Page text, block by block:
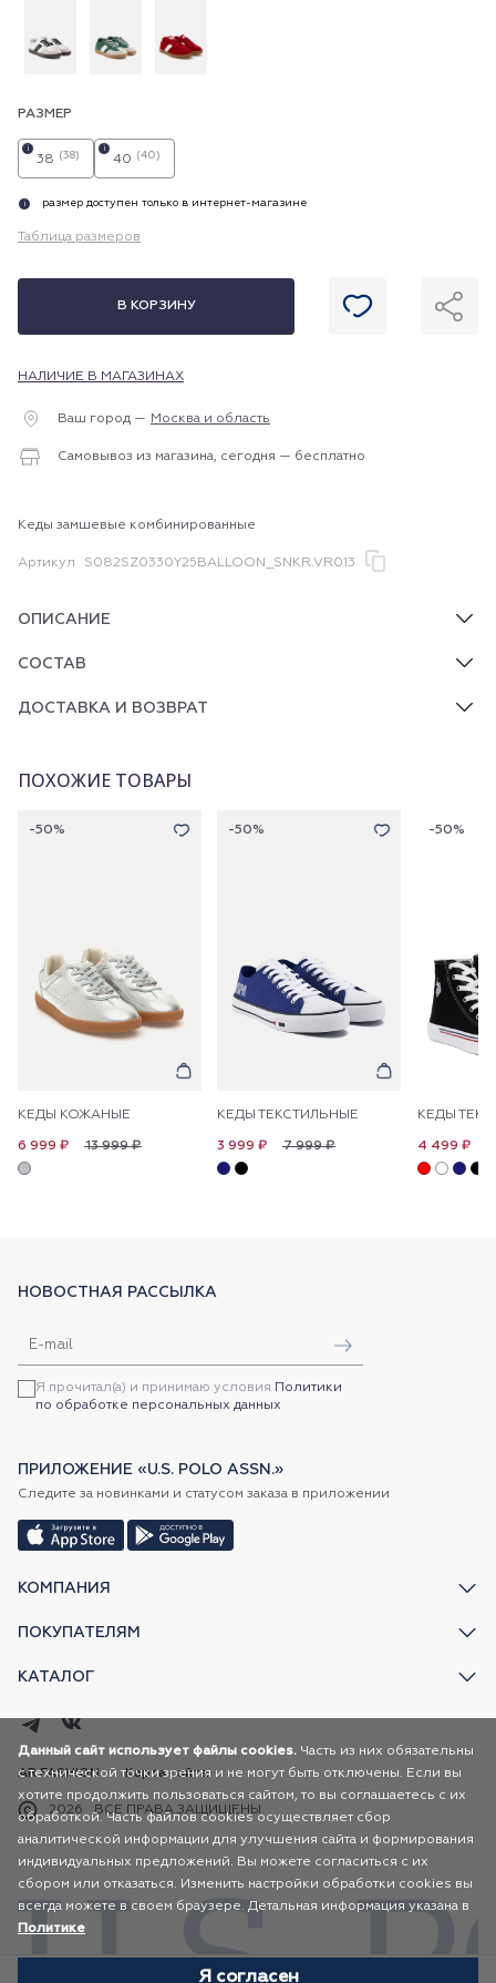
РАЗМЕР
38 (38)
i
40 (40)
i
i размер доступен только в интернет-магазине
Таблица размеров
В КОРЗИНУ
НАЛИЧИЕ В МАГАЗИНАХ
Ваш город — Москва и область
Самовывоз из магазина, сегодня — бесплатно
Кеды замшевые комбинированные
Артикул S082SZ0330Y25BALLOON_SNKR.VR013
ОПИСАНИЕ
СОСТАВ
ДОСТАВКА И ВОЗВРАТ
ПОХОЖИЕ ТОВАРЫ
-50%
КЕДЫ КОЖАНЫЕ
13 999 ₽
6 999 ₽
-50%
КЕДЫ ТЕКСТИЛЬНЫЕ
7 999 ₽
3 999 ₽
-50%
4 499 ₽
КОМПАНИЯ
ПОКУПАТЕЛЯМ
КАТАЛОГ
НОВОСТНАЯ РАССЫЛКА
Я прочитал(а) и принимаю условия Политики
по обработке персональных данных
ПРИЛОЖЕНИЕ «U.S. POLO ASSN.»
Следите за новинками и статусом заказа в приложении
2026 ВСЕ ПРАВА ЗАЩИЩЕНЫ
AR FASHION Карта сайта
Данный сайт использует файлы cookies. Часть из них обязательны
с технической точки зрения и не могут быть отключены. Если вы
хотите продолжить пользоваться сайтом, то вы соглашаетесь с их
обработкой. Часть файлов cookies осуществляет сбор
аналитической информации для улучшения сайта и формирования
индивидуальных предложений. Вы можете согласиться с их
сбором или отказаться. Изменить настройки обработки cookies вы
всегда можете в своем браузере. Детальная информация указана в
Политике
Я согласен